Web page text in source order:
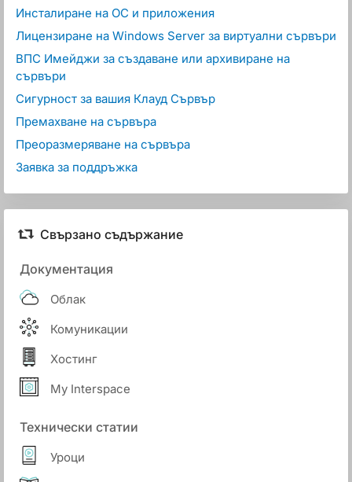
Инсталиране на ОС и приложения
Лицензиране на Windows Server за виртуални сървъри
ВПС Имейджи за създаване или архивиране на
сървъри
Сигурност за вашия Клауд Сървър
Премахване на сървъра
Преоразмеряване на сървъра
Заявка за поддръжка
Свързано съдържание
Документация
Облак
Комуникации
Хостинг
My Interspace
Технически статии
Уроци